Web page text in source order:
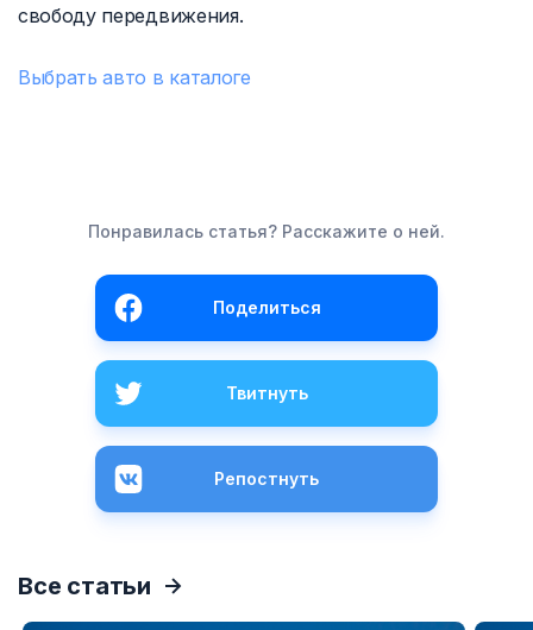
свободу передвижения.
Выбрать авто в каталоге
Понравилась статья? Расскажите о ней.
Поделиться
Твитнуть
Репостнуть
Все статьи